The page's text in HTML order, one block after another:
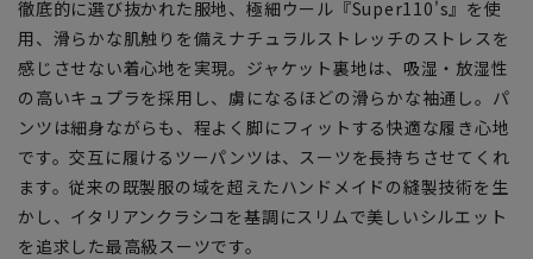
徹底的に選び抜かれた服地、極細ウール『Super110's』を使
用、滑らかな肌触りを備えナチュラルストレッチのストレスを
感じさせない着心地を実現。ジャケット裏地は、吸湿・放湿性
の高いキュプラを採用し、虜になるほどの滑らかな袖通し。パ
ンツは細身ながらも、程よく脚にフィットする快適な履き心地
です。交互に履けるツーパンツは、スーツを長持ちさせてくれ
ます。従来の既製服の域を超えたハンドメイドの縫製技術を生
かし、イタリアンクラシコを基調にスリムで美しいシルエット
を追求した最高級スーツです。